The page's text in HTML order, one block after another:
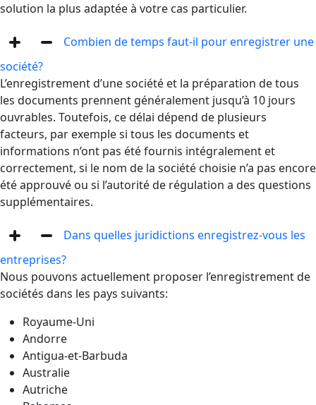
solution la plus adaptée à votre cas particulier.
Combien de temps faut-il pour enregistrer une
société?
L’enregistrement d’une société et la préparation de tous
les documents prennent généralement jusqu’à 10 jours
ouvrables. Toutefois, ce délai dépend de plusieurs
facteurs, par exemple si tous les documents et
informations n’ont pas été fournis intégralement et
correctement, si le nom de la société choisie n’a pas encore
été approuvé ou si l’autorité de régulation a des questions
supplémentaires.
Dans quelles juridictions enregistrez-vous les
entreprises?
Nous pouvons actuellement proposer l’enregistrement de
sociétés dans les pays suivants:
Royaume-Uni
Andorre
Antigua-et-Barbuda
Australie
Autriche